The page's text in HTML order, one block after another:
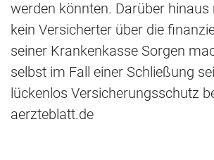
werden könnten. Darüber hinaus
kein Versicherter über die
seiner Krankenkasse Sorgen
selbst im Fall einer Schließung
lückenlos Versicherungsschutz
aerzteblatt.de